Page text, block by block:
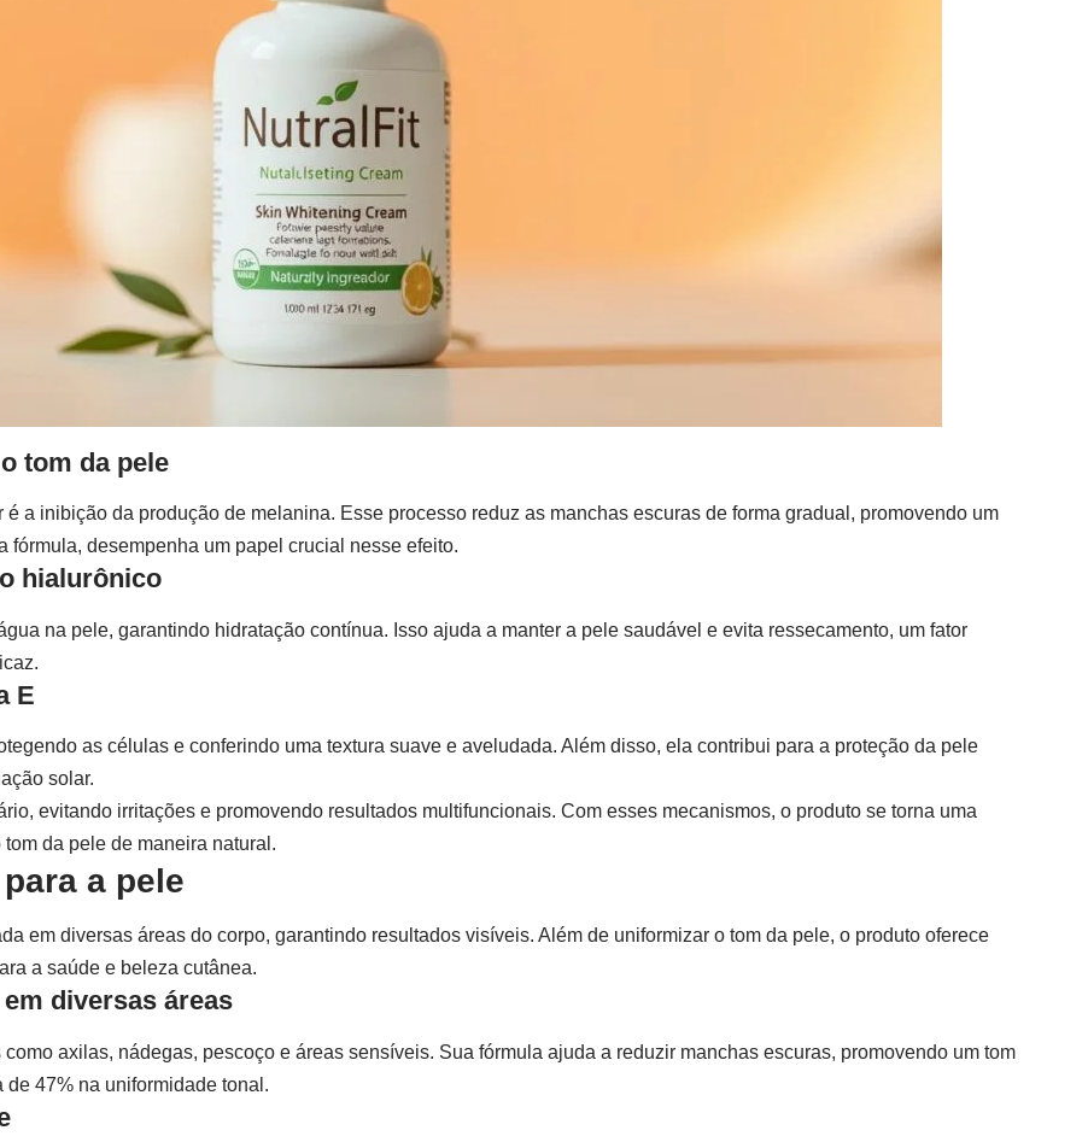
tom da pele
a inibição da produção de melanina. Esse processo reduz as manchas escuras de forma gradual, promovendo um
fórmula, desempenha um papel crucial nesse efeito.
hialurônico
na pele, garantindo hidratação contínua. Isso ajuda a manter a pele saudável e evita ressecamento, um fator
E
as células e conferindo uma textura suave e aveludada. Além disso, ela contribui para a proteção da pele
solar.
evitando irritações e promovendo resultados multifuncionais. Com esses mecanismos, o produto se torna uma
da pele de maneira natural.
a pele
em diversas áreas do corpo, garantindo resultados visíveis. Além de uniformizar o tom da pele, o produto oferece
a saúde e beleza cutânea.
diversas áreas
axilas, nádegas, pescoço e áreas sensíveis. Sua fórmula ajuda a reduzir manchas escuras, promovendo um tom
47% na uniformidade tonal.